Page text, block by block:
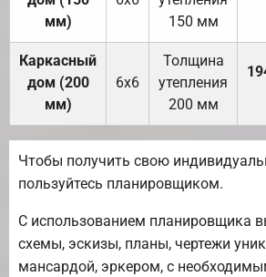
мм)
150 мм
Каркасный
дом (200
мм)
6х6
Толщина
утепления
200 мм
Чтобы получить свою
пользуйтесь планировщиком.
С использованием планировщика
схемы, эскизы, планы, чертежи
мансардой, эркером, с